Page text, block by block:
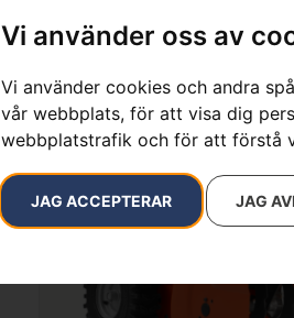
Vi använder oss av
Vi använder cookies och andra
vår webbplats, för att visa dig
webbplatstrafik och för att förstå
JAG ACCEPTERAR JAG